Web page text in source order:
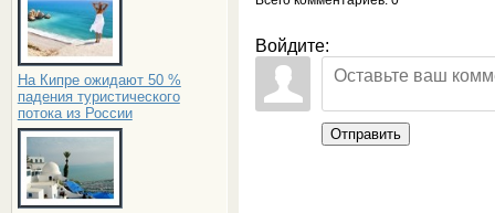
На Кипре ожидают 50 %
падения туристического
потока из России
Войдите:
Отправить